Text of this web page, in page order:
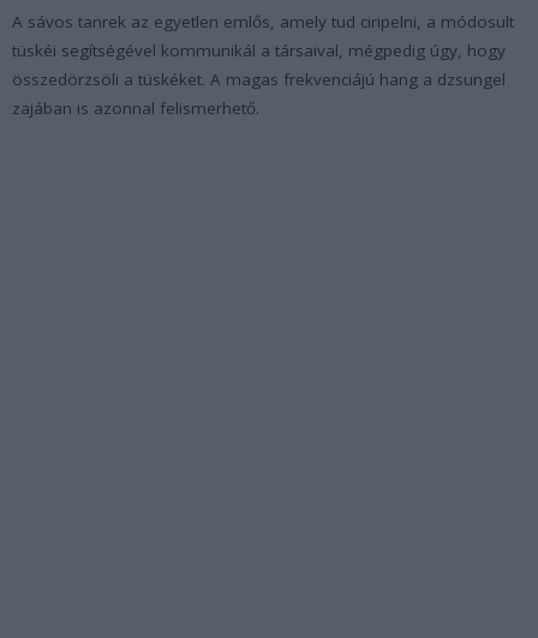
A sávos tanrek az egyetlen emlős, amely tud ciripelni, a módosult
tüskéi segítségével kommunikál a társaival, mégpedig úgy, hogy
összedörzsöli a tüskéket. A magas frekvenciájú hang a dzsungel
zajában is azonnal felismerhető.